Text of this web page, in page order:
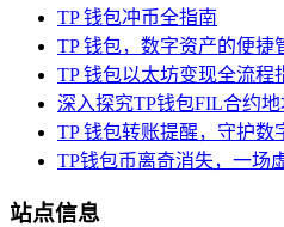
TP 钱包冲币全指南
TP 钱包，数字资产的便捷
TP 钱包以太坊变现全流程
深入探究TP钱包FIL合约地
TP 钱包转账提醒，守护数
TP钱包币离奇消失，一场
站点信息